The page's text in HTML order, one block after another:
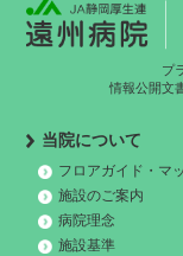
プ
情報公開文
当院について
フロアガイド・マ
施設のご案内
病院理念
施設基準